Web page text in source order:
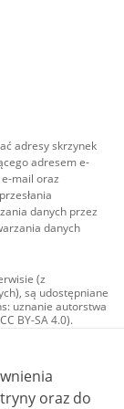
adresy skrzynek
adresem e-
mail oraz
danych przez
danych
(z
są udostępniane
uznanie autorstwa
BY-SA 4.0).
materiały
typu
użycie
4.0 (CC BY-
inaczej.
oraz do